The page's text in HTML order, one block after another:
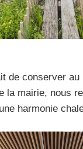
de conserver
la mairie, nous
harmonie